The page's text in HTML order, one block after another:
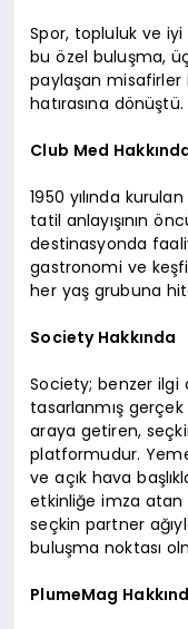
Spor, topluluk ve
bu özel buluşma,
paylaşan misafirler
hatırasına dönüştü.
Club Med
1950 yılında
tatil anlayışının
destinasyonda
gastronomi ve
her yaş grubuna
Society Hakkında
Society; benzer ilgi
tasarlanmış
araya getiren,
platformudur.
ve açık hava
etkinliğe imza atan
seçkin partner
buluşma noktası
PlumeMag